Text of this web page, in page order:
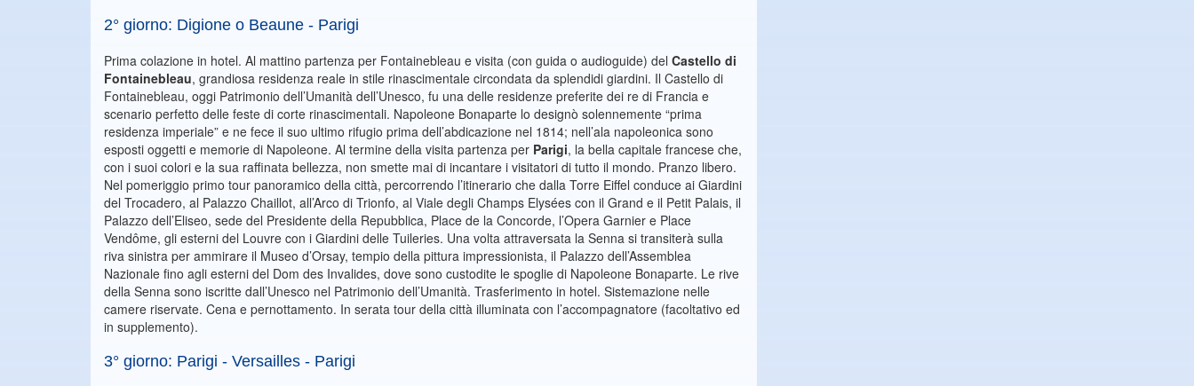
2° giorno: Digione o Beaune - Parigi
Prima colazione in hotel. Al mattino partenza per Fontainebleau e visita (con guida o audioguide) del Castello di
Fontainebleau, grandiosa residenza reale in stile rinascimentale circondata da splendidi giardini. Il Castello di
Fontainebleau, oggi Patrimonio dell’Umanità dell’Unesco, fu una delle residenze preferite dei re di Francia e
scenario perfetto delle feste di corte rinascimentali. Napoleone Bonaparte lo designò solennemente “prima
residenza imperiale” e ne fece il suo ultimo rifugio prima dell’abdicazione nel 1814; nell’ala napoleonica sono
esposti oggetti e memorie di Napoleone. Al termine della visita partenza per Parigi, la bella capitale francese che,
con i suoi colori e la sua raffinata bellezza, non smette mai di incantare i visitatori di tutto il mondo. Pranzo libero.
Nel pomeriggio primo tour panoramico della città, percorrendo l’itinerario che dalla Torre Eiffel conduce ai Giardini
del Trocadero, al Palazzo Chaillot, all’Arco di Trionfo, al Viale degli Champs Elysées con il Grand e il Petit Palais, il
Palazzo dell’Eliseo, sede del Presidente della Repubblica, Place de la Concorde, l’Opera Garnier e Place
Vendôme, gli esterni del Louvre con i Giardini delle Tuileries. Una volta attraversata la Senna si transiterà sulla
riva sinistra per ammirare il Museo d’Orsay, tempio della pittura impressionista, il Palazzo dell’Assemblea
Nazionale fino agli esterni del Dom des Invalides, dove sono custodite le spoglie di Napoleone Bonaparte. Le rive
della Senna sono iscritte dall’Unesco nel Patrimonio dell’Umanità. Trasferimento in hotel. Sistemazione nelle
camere riservate. Cena e pernottamento. In serata tour della città illuminata con l’accompagnatore (facoltativo ed
in supplemento).
3° giorno: Parigi - Versailles - Parigi